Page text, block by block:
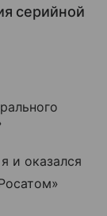
серийной
и оказался